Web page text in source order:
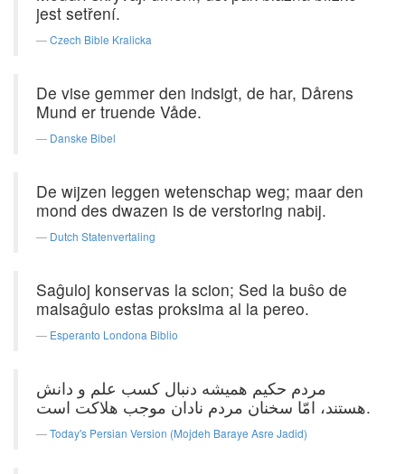
jest setření.
Czech Bible Kralicka
De vise gemmer den indsigt, de har, Dårens
Mund er truende Våde.
Danske Bibel
De wijzen leggen wetenschap weg; maar den
mond des dwazen is de verstoring nabij.
Dutch Statenvertaling
Saĝuloj konservas la scion; Sed la buŝo de
malsaĝulo estas proksima al la pereo.
Esperanto Londona Biblio
مردم حکیم همیشه دنبال کسب علم و دانش
هستند، امّا سخنان مردم نادان موجب هلاکت است.
Today's Persian Version (Mojdeh Baraye Asre Jadid)